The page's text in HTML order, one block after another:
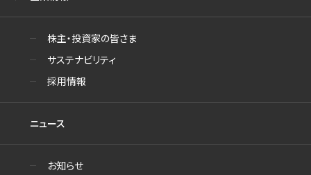
株主・投資家の皆さま
サステナビリティ
採用情報
ニュース
お知らせ